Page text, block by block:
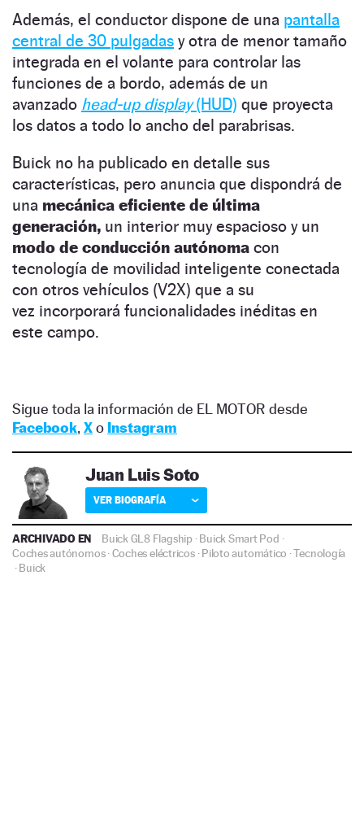
Además, el conductor dispone de una pantalla
central de 30 pulgadas y otra de menor tamaño
integrada en el volante para controlar las
funciones de a bordo, además de un
avanzado head-up display(HUD) que proyecta
los datos a todo lo ancho del parabrisas.
Buick no ha publicado en detalle sus
características, pero anuncia que dispondrá de
una mecánica eficiente de última
generación, un interior muy espacioso y un
modo de conducción autónoma con
tecnología de movilidad inteligente conectada
con otros vehículos (V2X) que a su
vez incorporará funcionalidades inéditas en
este campo.
Sigue toda la información de EL MOTOR desde
Facebook, Xo Instagram
Juan Luis Soto
VER BIOGRAFÍA
ARCHIVADO EN Buick GL8 Flagship ·Buick Smart Pod ·
Coches autónomos·Coches eléctricos·Piloto automático ·Tecnología
·Buick